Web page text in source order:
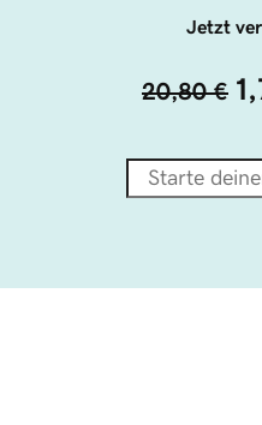
Jetzt
20,80 €